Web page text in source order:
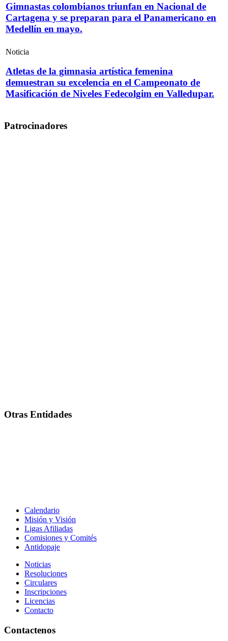
Gimnastas colombianos triunfan en Nacional de
Cartagena y se preparan para el Panamericano en
Medellín en mayo.
Noticia
Atletas de la gimnasia artística femenina
demuestran su excelencia en el Campeonato de
Masificación de Niveles Fedecolgim en Valledupar.
Patrocinadores
Otras Entidades
Calendario
Misión y Visión
Ligas Afiliadas
Comisiones y Comités
Antidopaje
Noticias
Resoluciones
Circulares
Inscripciones
Licencias
Contacto
Contactenos